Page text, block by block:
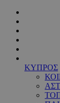
ΚΥΠΡΟΣ